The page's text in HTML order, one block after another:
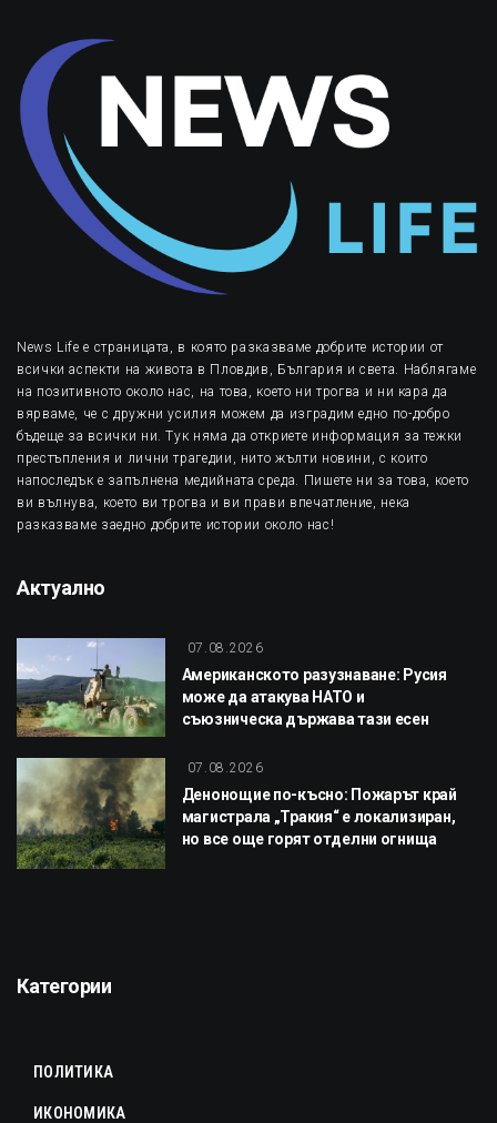
News Life е страницата, в която разказваме добрите истории от
всички аспекти на живота в Пловдив, България и света. Наблягаме
на позитивното около нас, на това, което ни трогва и ни кара да
вярваме, че с дружни усилия можем да изградим едно по-добро
бъдеще за всички ни. Тук няма да откриете информация за тежки
престъпления и лични трагедии, нито жълти новини, с които
напоследък е запълнена медийната среда. Пишете ни за това, което
ви вълнува, което ви трогва и ви прави впечатление, нека
разказваме заедно добрите истории около нас!
Актуално
07.08.2026
Американското разузнаване: Русия
може да атакува НАТО и
съюзническа държава тази есен
07.08.2026
Денонощие по-късно: Пожарът край
магистрала „Тракия“ е локализиран,
но все още горят отделни огнища
Категории
ПОЛИТИКА
ИКОНОМИКА